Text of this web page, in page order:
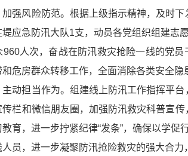
加强风险防范。根据上级指示精神，及时
应急防汛大队1支，动员各党组织组建志
960人次，奋战在防汛救灾抢险一线的党
危房群众转移工作，全面消除各类安全隐
动担当作为。组建线上防汛工作指挥平
栏和微信朋友圈，加强防汛救灾科普宣
育，进一步拧紧纪律“发条”，确保以学
员，进一步凝聚防汛抢险救灾的强大合力